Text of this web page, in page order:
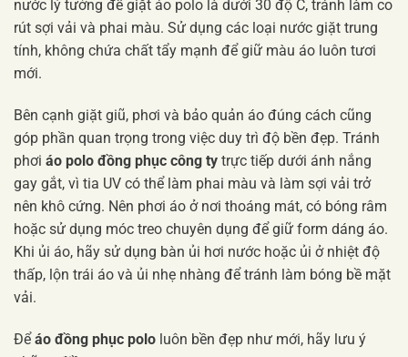
nước lý tưởng để giặt áo polo là dưới 30 độ C, tránh làm co
rút sợi vải và phai màu. Sử dụng các loại nước giặt trung
tính, không chứa chất tẩy mạnh để giữ màu áo luôn tươi
mới.
Bên cạnh giặt giũ, phơi và bảo quản áo đúng cách cũng
góp phần quan trọng trong việc duy trì độ bền đẹp. Tránh
phơi áo polo đồng phục công ty trực tiếp dưới ánh nắng
gay gắt, vì tia UV có thể làm phai màu và làm sợi vải trở
nên khô cứng. Nên phơi áo ở nơi thoáng mát, có bóng râm
hoặc sử dụng móc treo chuyên dụng để giữ form dáng áo.
Khi ủi áo, hãy sử dụng bàn ủi hơi nước hoặc ủi ở nhiệt độ
thấp, lộn trái áo và ủi nhẹ nhàng để tránh làm bóng bề mặt
vải.
Đểáo đồng phục polo luôn bền đẹp như mới, hãy lưu ý